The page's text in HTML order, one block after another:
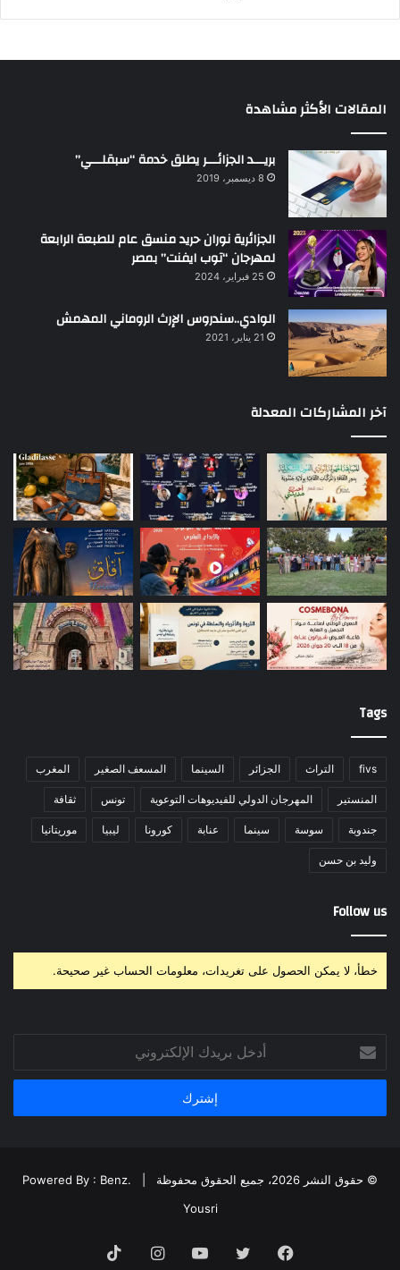
المقالات الأكثر مشاهدة
بريـــد الجزائـــر يطلق خدمة “سبقلـــي”
8 ديسمبر، 2019
الجزائرية نوران حريد منسق عام للطبعة الرابعة
لمهرجان “توب ايفنت” بمصر
25 فبراير، 2024
الوادي..سندروس الإرث الروماني المهمش
21 يناير، 2021
آخر المشاركات المعدلة
Tags
fivs التراث الجزائر السينما المسعف الصغير المغرب
المنستير المهرجان الدولي للفيديوهات التوعوية تونس ثقافة
جندوبة سوسة سينما عنابة كورونا ليبيا موريتانيا
وليد بن حسن
Follow us
خطأ، لا يمكن الحصول على تغريدات، معلومات الحساب غير صحيحة.
أدخل
بريدك
الإلكتروني
© حقوق النشر 2026، جميع الحقوق محفوظة |
Powered By : Benz.
Yousri
فيسبوك تويتر يوتيوب انستقرام